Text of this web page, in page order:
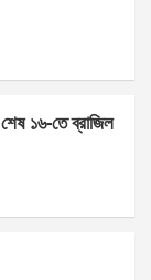
১৬-তে ব্রাজিল